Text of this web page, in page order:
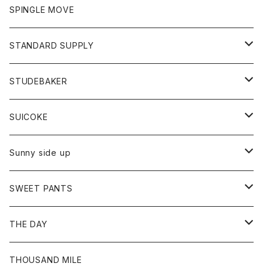
トレーナー
ショートパンツ
スカート
レディース
スカート
Tシャツ
アクセサリー
バック
グローブ
トップス
カットソー
カーディガン
ボトム
ショートパンツ
パンツ
レディース
カットソー
カーディガン
チノパン
ポロシャツ
ベスト
靴
ワンピース
トップス
カットソー
ボトム
パンツ
オーバーオール
SPINGLE MOVE
STANDARD SUPPLY
財布
バッグ
STUDEBAKER
アクセサリー
ブレスレット
リング
SUICOKE
ブーツ
サンダル
Sunny side up
アウター
Ｇジャン
ボトム
ジーンズ
SWEET PANTS
ボトム
ショートパンツ
THE DAY
トップス
THOUSAND MILE